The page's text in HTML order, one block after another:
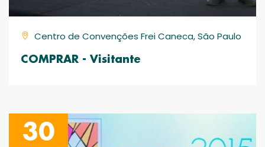
Centro de Convenções Frei Caneca, São Paulo
COMPRAR - Visitante
30